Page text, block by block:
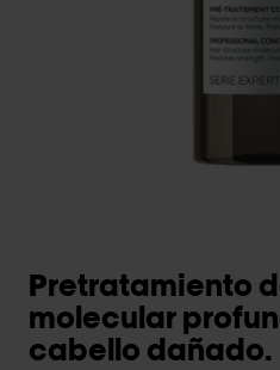
Pretratamiento
molecular
cabello dañado.